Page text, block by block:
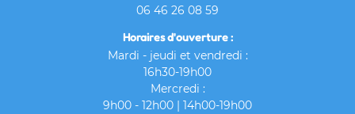
06 46 26 08 59
Horaires d'ouverture :
Mardi - jeudi et vendredi :
16h30-19h00
Mercredi :
9h00 - 12h00 | 14h00-19h00